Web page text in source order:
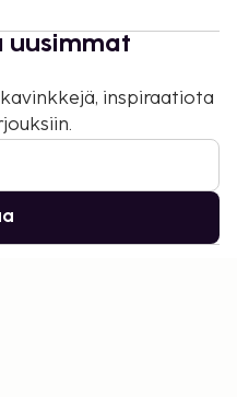
uusimmat
inspiraatiota